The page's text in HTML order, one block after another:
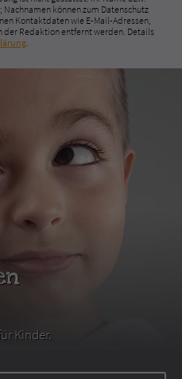
können zum Datenschutz
Kontaktdaten wie E-Mail-Adressen,
der Redaktion entfernt werden. Details
Kinder.